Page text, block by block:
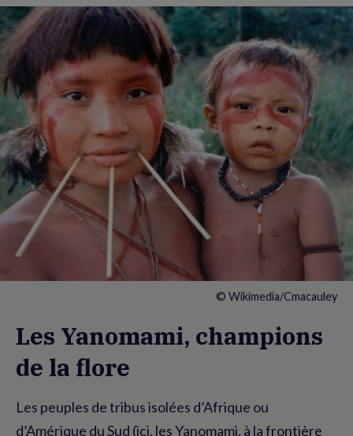
© Wikimedia/Cmacauley
Les Yanomami, champions
de la flore
Les peuples de tribus isolées d’Afrique ou
d’Amérique du Sud (ici, les Yanomami, à la frontière